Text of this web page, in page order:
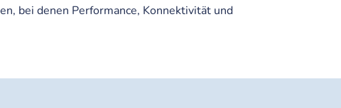
bei denen Performance, Konnektivität und